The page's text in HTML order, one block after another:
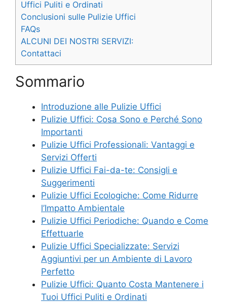
Uffici Puliti e Ordinati
Conclusioni sulle Pulizie Uffici
FAQs
ALCUNI DEI NOSTRI SERVIZI:
Contattaci
Sommario
Introduzione alle Pulizie Uffici
Pulizie Uffici: Cosa Sono e Perché Sono
Importanti
Pulizie Uffici Professionali: Vantaggi e
Servizi Offerti
Pulizie Uffici Fai-da-te: Consigli e
Suggerimenti
Pulizie Uffici Ecologiche: Come Ridurre
l’Impatto Ambientale
Pulizie Uffici Periodiche: Quando e Come
Effettuarle
Pulizie Uffici Specializzate: Servizi
Aggiuntivi per un Ambiente di Lavoro
Perfetto
Pulizie Uffici: Quanto Costa Mantenere i
Tuoi Uffici Puliti e Ordinati